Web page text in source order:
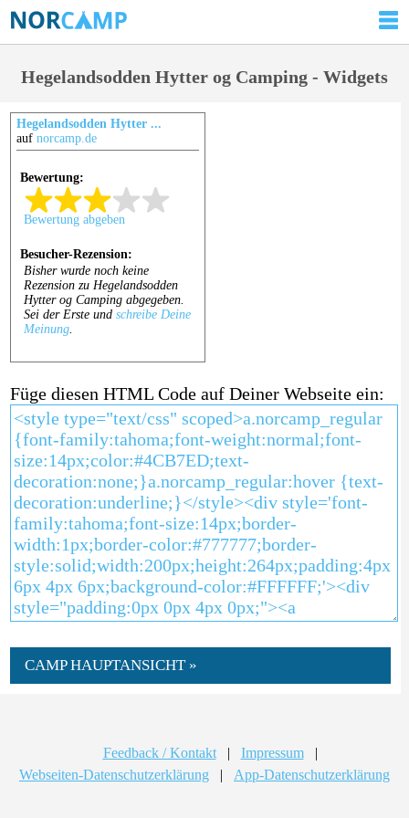
Hegelandsodden Hytter og Camping - Widgets
Hegelandsodden Hytter ...
auf norcamp.de
Füge diesen HTML Code auf Deiner Webseite ein:
CAMP HAUPTANSICHT »
Feedback / Kontakt | Impressum
|
Webseiten-Datenschutzerklärung
| App-Datenschutzerklärung